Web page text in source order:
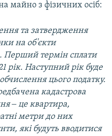
майно з фізичних осіб:
та затвердження
на об'єкти
Перший термін сплати
рік. Наступний рік буде
цього податку.
кадастрова
‒ це квартира,
метри до них
які будуть вводитися